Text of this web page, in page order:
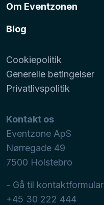
Om Eventzonen
Blog
Cookiepolitik
Generelle betingelser
Privatlivspolitik
Kontakt os
Eventzone ApS
Nørregade 49
7500 Holstebro
- Gå til kontaktformular
+45 30 222 444